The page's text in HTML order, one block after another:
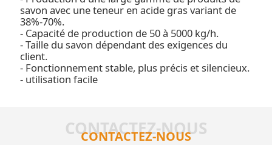
savon avec une teneur en acide gras variant de
38%-70%.
- Capacité de production de 50 à 5000 kg/h.
- Taille du savon dépendant des exigences du
client.
- Fonctionnement stable, plus précis et silencieux.
- utilisation facile
CONTACTEZ-NOUS
CONTACTEZ-NOUS